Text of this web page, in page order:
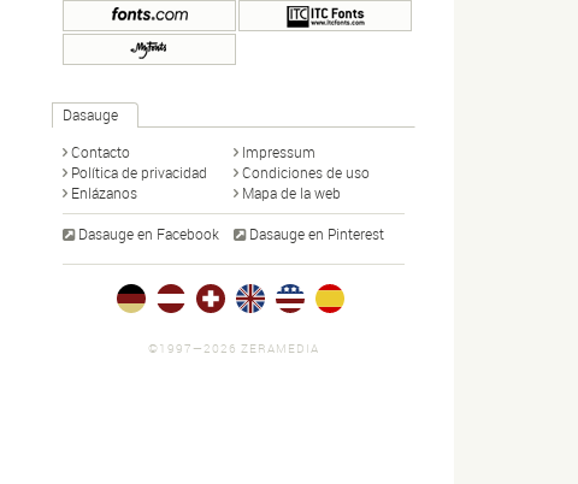
Dasauge
Contacto
Impressum
Política de privacidad
Condiciones de uso
Enlázanos
Mapa de la web
Dasauge en Facebook Dasauge en Pinterest
©1997—2026 ZERAMEDIA